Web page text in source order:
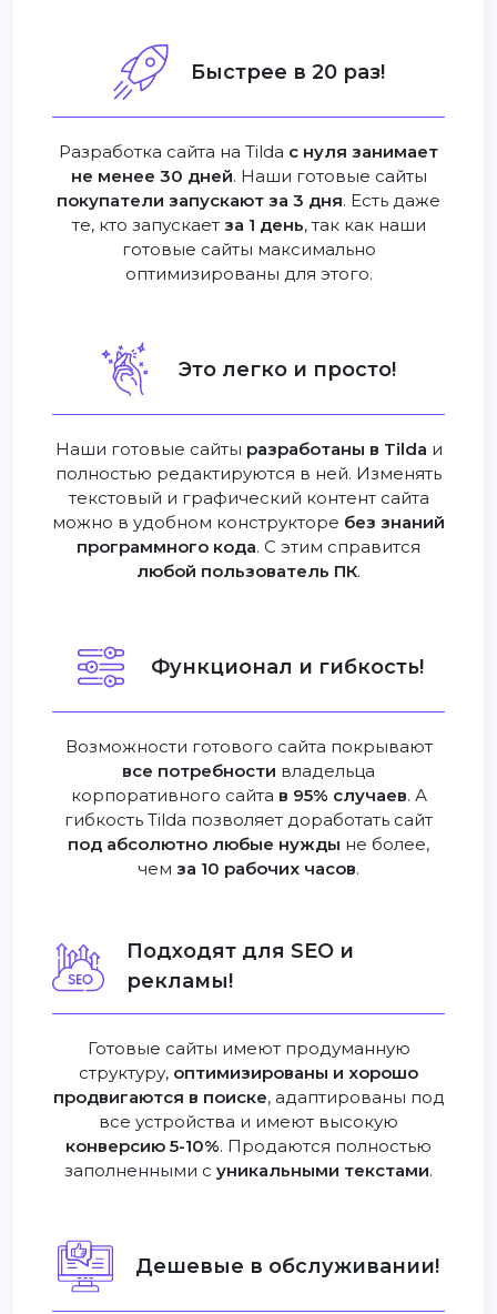
Быстрее в 20 раз!
Разработка сайта на Tilda с нуля занимает
не менее 30 дней. Наши готовые сайты
покупатели запускают за 3 дня. Есть даже
те, кто запускает за 1 день, так как наши
готовые сайты максимально
оптимизированы для этого.
Это легко и просто!
Наши готовые сайты разработаны в Tilda и
полностью редактируются в ней. Изменять
текстовый и графический контент сайта
можно в удобном конструкторе без знаний
программного кода. С этим справится
любой пользователь ПК.
Функционал и гибкость!
Возможности готового сайта покрывают
все потребности владельца
корпоративного сайта в 95% случаев. А
гибкость Tilda позволяет доработать сайт
под абсолютно любые нужды не более,
чем за 10 рабочих часов.
Подходят для SEO и
рекламы!
Готовые сайты имеют продуманную
структуру, оптимизированы и хорошо
продвигаются в поиске, адаптированы под
все устройства и имеют высокую
конверсию 5-10%. Продаются полностью
заполненными с уникальными текстами.
Дешевые в обслуживании!